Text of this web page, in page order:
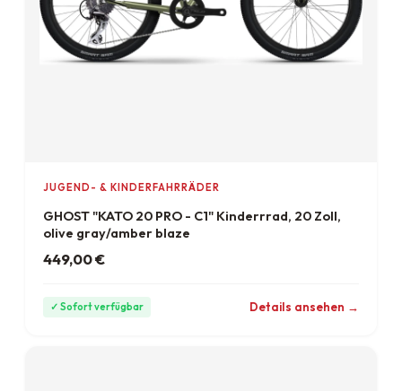
JUGEND- & KINDERFAHRRÄDER
GHOST "KATO 20 PRO - C1" Kinderrrad, 20 Zoll,
olive gray/amber blaze
449,00€
✓ Sofort verfügbar Details ansehen →